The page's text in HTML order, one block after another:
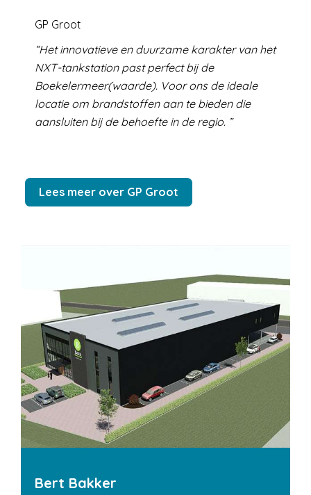
GP Groot
Het innovatieve en duurzame karakter van het
NXT-tankstation past perfect bij de
Boekelermeer(waarde). Voor ons de ideale
locatie om brandstoffen aan te bieden die
aansluiten bij de behoefte in de regio.
Lees meer over GP Groot
Bert Bakker